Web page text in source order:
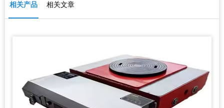
相关产品 相关文章